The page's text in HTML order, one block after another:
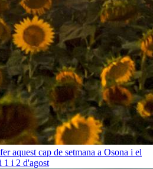
aquest cap de setmana a Osona i el
1 i 2 d'agost